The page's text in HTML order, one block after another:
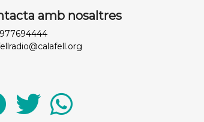
amb nosaltres